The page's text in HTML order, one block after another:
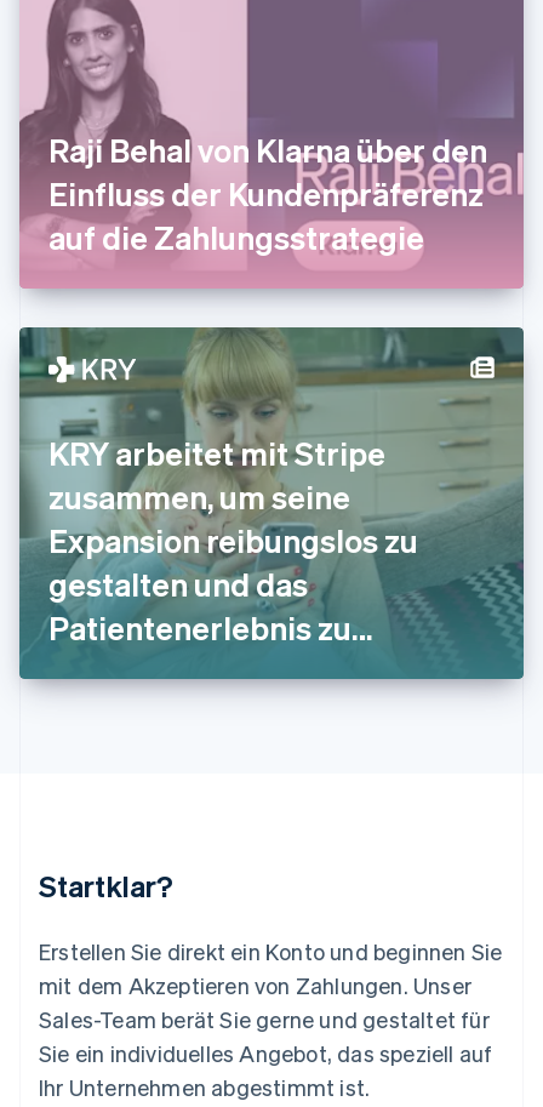
Raji Behal von Klarna über den
Einfluss der Kundenpräferenz
auf die Zahlungsstrategie
KRY arbeitet mit Stripe
zusammen, um seine
Expansion reibungslos zu
gestalten und das
Patientenerlebnis zu
verbessern
Startklar?
Erstellen Sie direkt ein Konto und beginnen Sie
mit dem Akzeptieren von Zahlungen. Unser
Sales-Team berät Sie gerne und gestaltet für
Sie ein individuelles Angebot, das speziell auf
Ihr Unternehmen abgestimmt ist.
Frankreich
Français English
Gibraltar
English
Griechenland
English
Indien
English
Irland
English
Japan
日本語English
Kanada
EnglishFrançais
Kroatien
English
Lettland
Liechtenstein
DeutschEnglish
Litauen
English
Luxemburg
FrançaisDeutschEnglish
Malaysia
Malta
Nederlands English
Norwegen
Österreich
Polen
English
Portugal
Português English
Rumänien